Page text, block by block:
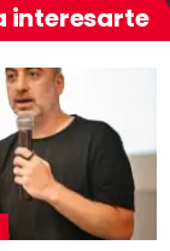
interesarte